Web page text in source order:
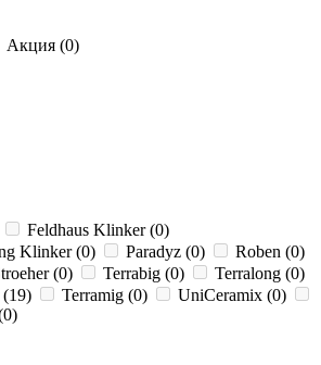
Акция (0)
Feldhaus Klinker(0)
Klinker(0) Paradyz (0) Roben (0)
(0) Terrabig (0) Terralong (0)
(19) Terramig (0) UniCeramix (0)
0)